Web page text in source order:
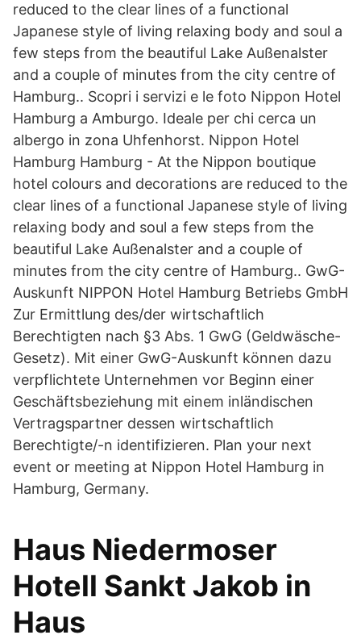
reduced to the clear lines of a functional
Japanese style of living relaxing body and soul a
few steps from the beautiful Lake Außenalster
and a couple of minutes from the city centre of
Hamburg.. Scopri i servizi e le foto Nippon Hotel
Hamburg a Amburgo. Ideale per chi cerca un
albergo in zona Uhfenhorst. Nippon Hotel
Hamburg Hamburg - At the Nippon boutique
hotel colours and decorations are reduced to the
clear lines of a functional Japanese style of living
relaxing body and soul a few steps from the
beautiful Lake Außenalster and a couple of
minutes from the city centre of Hamburg.. GwG-
Auskunft NIPPON Hotel Hamburg Betriebs GmbH
Zur Ermittlung des/der wirtschaftlich
Berechtigten nach §3 Abs. 1 GwG (Geldwäsche-
Gesetz). Mit einer GwG-Auskunft können dazu
verpflichtete Unternehmen vor Beginn einer
Geschäftsbeziehung mit einem inländischen
Vertragspartner dessen wirtschaftlich
Berechtigte/-n identifizieren. Plan your next
event or meeting at Nippon Hotel Hamburg in
Hamburg, Germany.
Haus Niedermoser
Hotell Sankt Jakob in
Haus